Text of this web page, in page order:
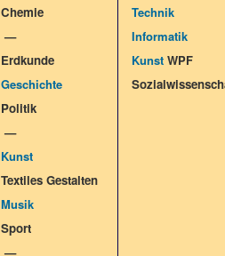
Chemie
—
Erdkunde
Geschichte
Politik
—
Kunst
Textiles Gestalten
Musik
Sport
—
Technik
Informatik
Kunst WPF